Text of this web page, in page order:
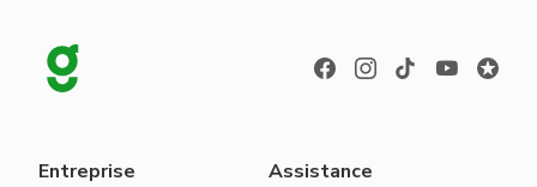
Entreprise Assistance